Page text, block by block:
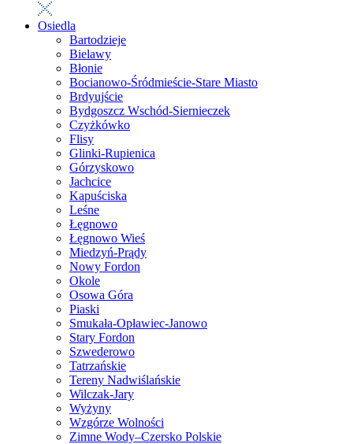
Osiedla
Bartodzieje
Bielawy
Błonie
Bocianowo-Śródmieście-Stare Miasto
Brdyujście
Bydgoszcz Wschód-Siernieczek
Czyżkówko
Flisy
Glinki-Rupienica
Górzyskowo
Jachcice
Kapuściska
Leśne
Łęgnowo
Łęgnowo Wieś
Miedzyń-Prądy
Nowy Fordon
Okole
Osowa Góra
Piaski
Smukała-Opławiec-Janowo
Stary Fordon
Szwederowo
Tatrzańskie
Tereny Nadwiślańskie
Wilczak-Jary
Wyżyny
Wzgórze Wolności
Zimne Wody–Czersko Polskie